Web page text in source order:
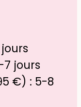
jours
€) : 5-8